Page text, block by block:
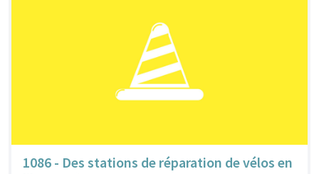
1086 - Des stations de réparation de vélos en